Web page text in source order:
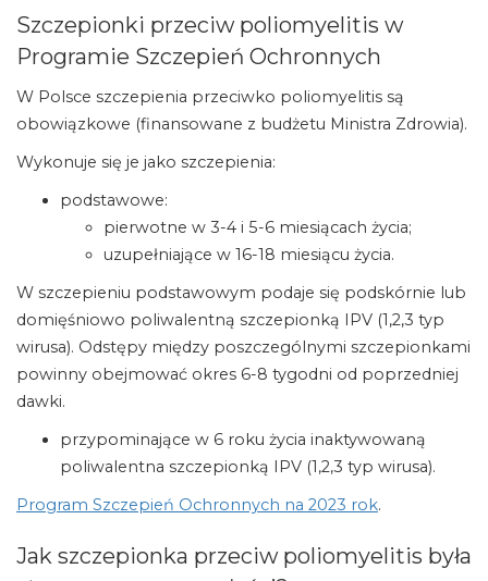
Szczepionki przeciw poliomyelitis w
Programie Szczepień Ochronnych
W Polsce szczepienia przeciwko poliomyelitis są
obowiązkowe (finansowane z budżetu Ministra Zdrowia).
Wykonuje się je jako szczepienia:
podstawowe:
pierwotne w 3-4 i 5-6 miesiącach życia;
uzupełniające w 16-18 miesiącu życia.
W szczepieniu podstawowym podaje się podskórnie lub
domięśniowo poliwalentną szczepionką IPV (1,2,3 typ
wirusa). Odstępy między poszczególnymi szczepionkami
powinny obejmować okres 6-8 tygodni od poprzedniej
dawki.
przypominające w 6 roku życia inaktywowaną
poliwalentna szczepionką IPV (1,2,3 typ wirusa).
Program Szczepień Ochronnych na 2023 rok.
Jak szczepionka przeciw poliomyelitis była